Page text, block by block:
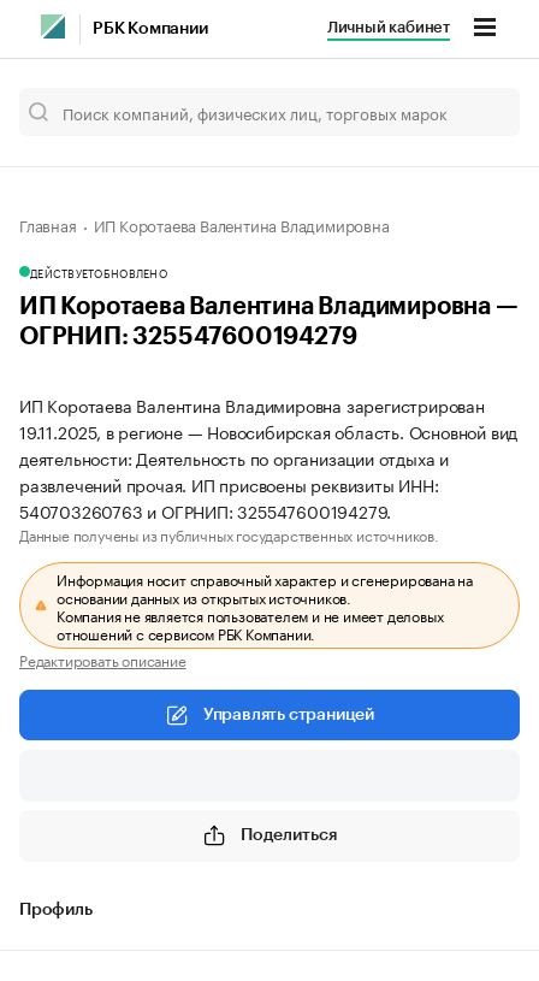
РБК Компании Личный кабинет
Главная ИП Коротаева Валентина Владимировна
ДЕЙСТВУЕТОБНОВЛЕНО
ИП Коротаева Валентина Владимировна —
ОГРНИП: 325547600194279
ИП Коротаева Валентина Владимировна зарегистрирован
19.11.2025, в регионе — Новосибирская область. Основной вид
деятельности: Деятельность по организации отдыха и
развлечений прочая. ИП присвоены реквизиты ИНН:
540703260763 и ОГРНИП: 325547600194279.
Данные получены из публичных государственных источников.
Информация носит справочный характер и сгенерирована на
основании данных из открытых источников.
Компания не является пользователем и не имеет деловых
отношений с сервисом РБК Компании.
Редактировать описание
Управлять страницей
Поделиться
Профиль